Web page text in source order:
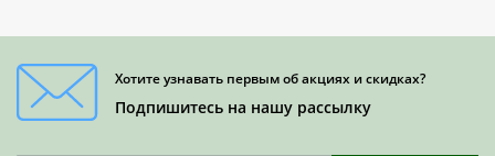
Хотите узнавать первым об акциях и скидках?
Подпишитесь на нашу рассылку